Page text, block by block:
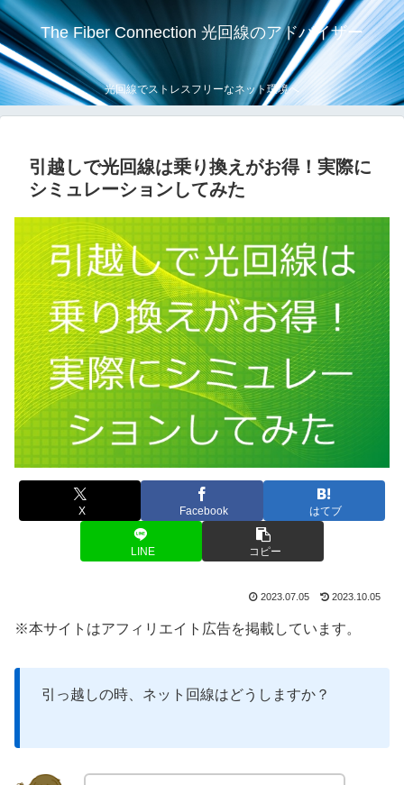
The Fiber Connection 光回線のアドバイザー
光回線でストレスフリーなネット環境へ
引越しで光回線は乗り換えがお得！実際に
シミュレーションしてみた
X Facebook はてブ
LINE コピー
2023.07.05 2023.10.05
※本サイトはアフィリエイト広告を掲載しています。
引っ越しの時、ネット回線はどうしますか？